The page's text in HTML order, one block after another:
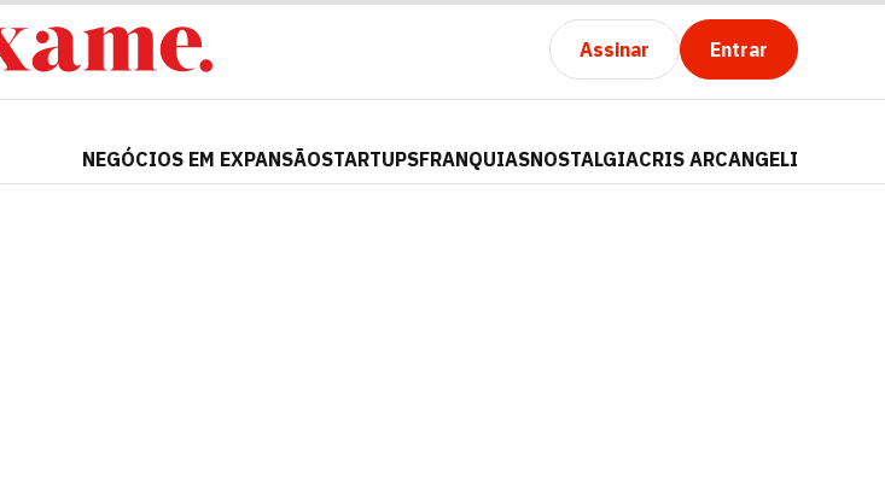
Assinar Entrar
NEGÓCIOS EM EXPANSÃOSTARTUPSFRANQUIASNOSTALGIACRIS ARCANGELI